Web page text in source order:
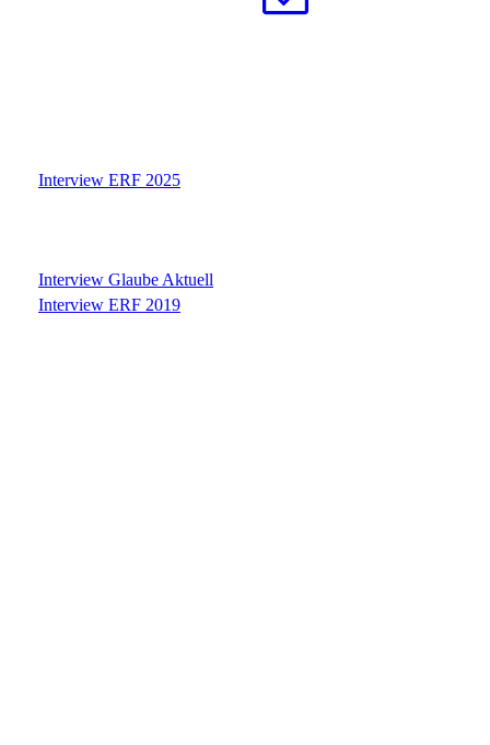
Interview ERF 2025
Interview Glaube Aktuell
Interview ERF 2019